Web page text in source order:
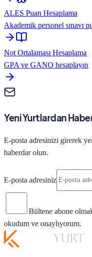
ALES Puan Hesaplama
Akademik personel sınavı
Not Ortalaması Hesaplama
GPA ve GANO hesaplayın
Yeni Yurtlardan
E-posta adresinizi girerek
haberdar olun.
E-posta adresiniz
Bültene abone
okudum ve onaylıyorum.